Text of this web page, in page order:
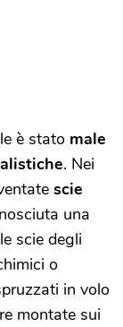
è stato male
. Nei
scie
una
scie degli
o
in volo
montate sui